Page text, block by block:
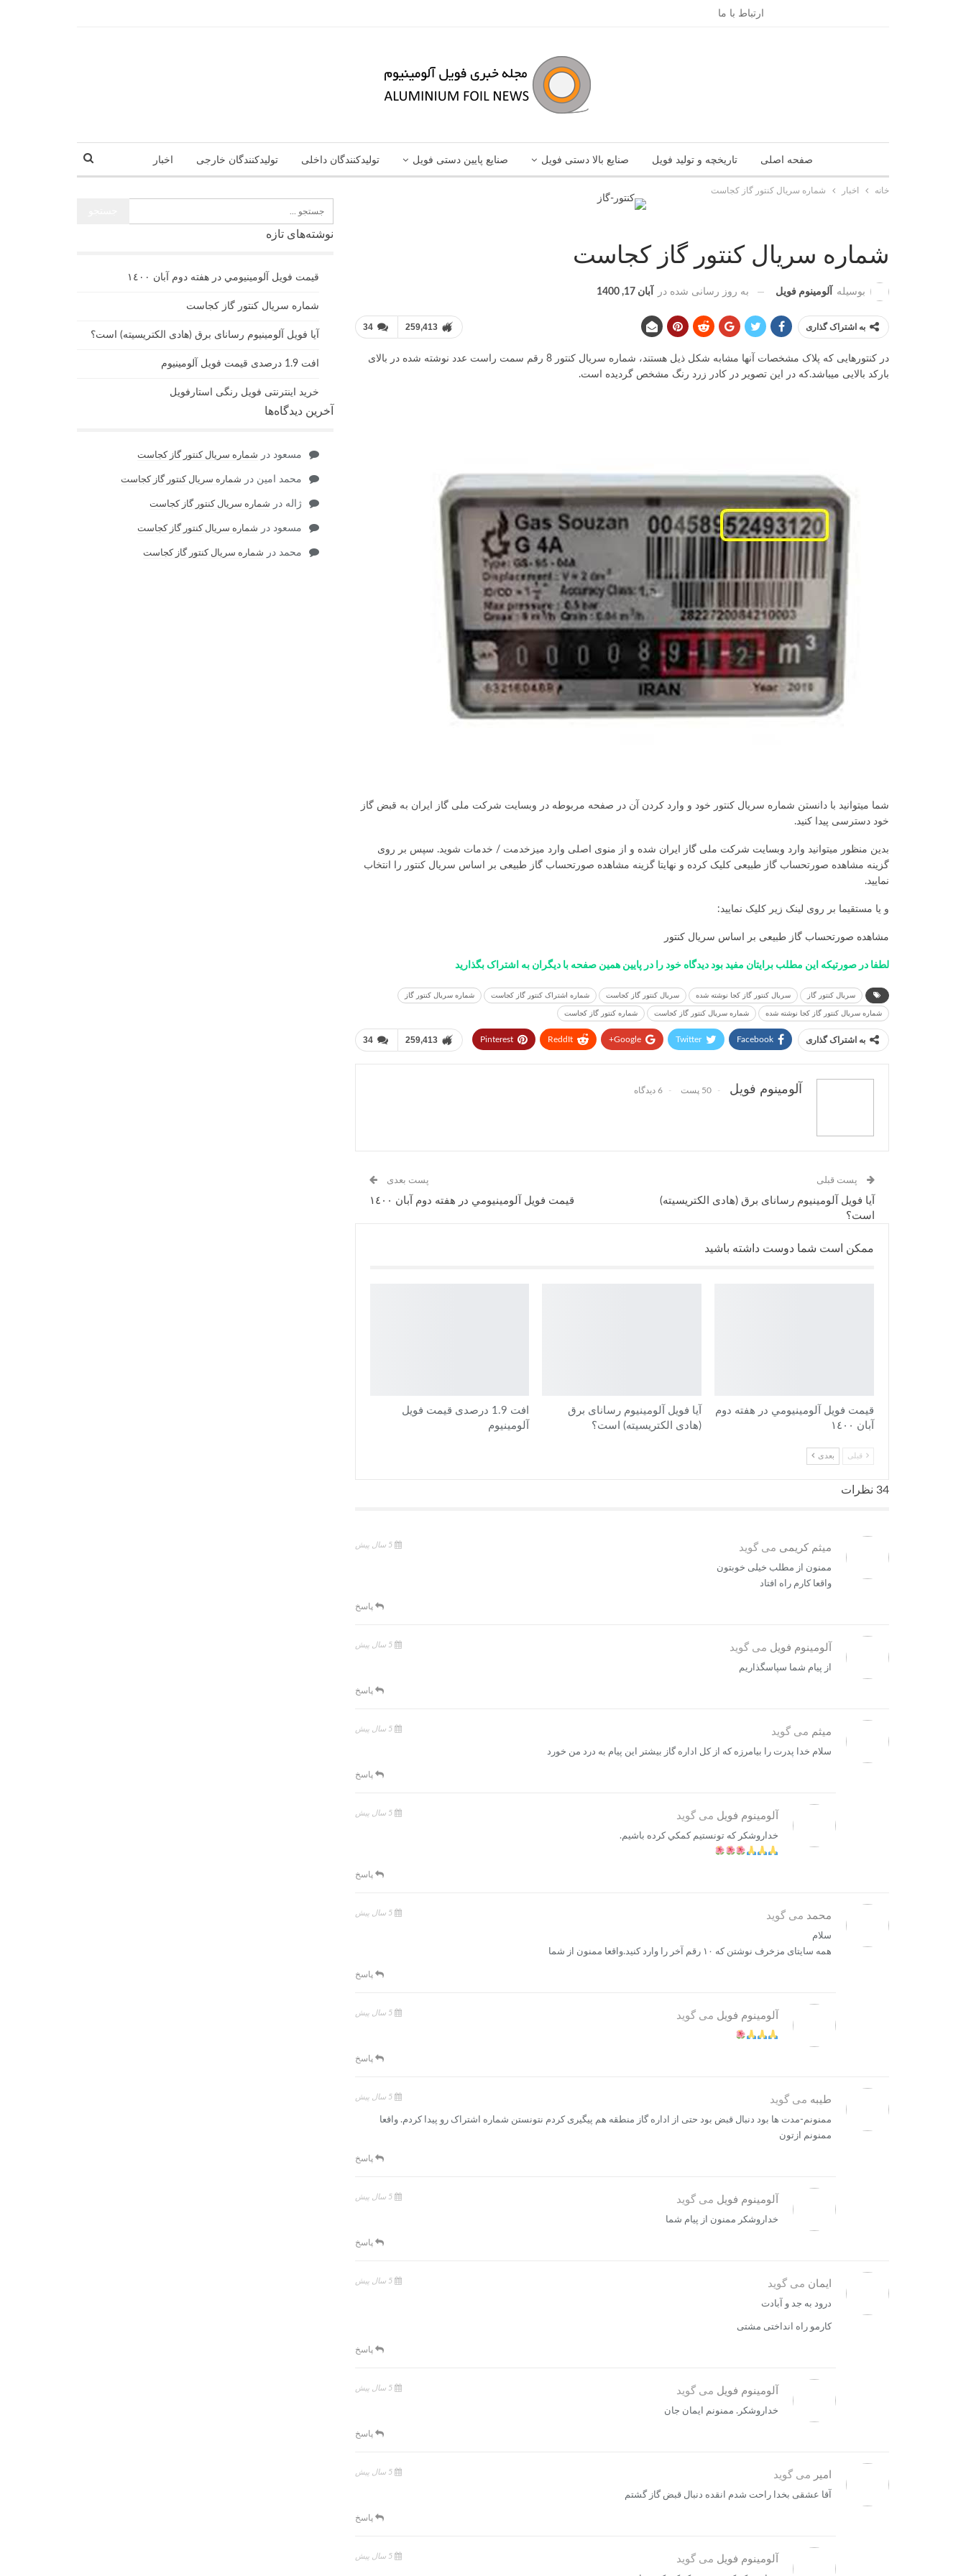
ارتباط با ما
صفحه اصلی تاریخچه و تولید فویل صنایع بالا دستی فویل صنایع پایین دستی فویل تولیدکنندگان داخلی تولیدکنندگان خارجی اخبار
خانه اخبار شماره سریال کنتور گاز کجاست
شماره سریال کنتور گاز کجاست
بوسیله آلومینوم فویل به روز رسانی شده در آبان 17, 1400
34 259,413 به اشتراک گذاری
در کنتورهایی که پلاک مشخصات آنها مشابه شکل ذیل هستند، شماره سریال کنتور 8 رقم سمت راست عدد نوشته شده در بالای
بارکد بالایی میباشد.که در این تصویر در کادر زرد رنگ مشخص گردیده است.
شما میتوانید با دانستن شماره سریال کنتور خود و وارد کردن آن در صفحه مربوطه در وبسایت شرکت ملی گاز ایران به قبض گاز
خود دسترسی پیدا کنید.
بدین منظور میتوانید وارد وبسایت شرکت ملی گاز ایران شده و از منوی اصلی وارد میزخدمت / خدمات شوید. سپس بر روی
گزینه مشاهده صورتحساب گاز طبیعی کلیک کرده و نهایتا گزینه مشاهده صورتحساب گاز طبیعی بر اساس سریال کنتور را انتخاب
نمایید.
و یا مستقیما بر روی لینک زیر کلیک نمایید:
مشاهده صورتحساب گاز طبیعی بر اساس سریال کنتور
لطفا در صورتیکه این مطلب برایتان مفید بود دیدگاه خود را در پایین همین صفحه با دیگران به اشتراک بگذارید
سریال کنتور گاز سریال کنتور گاز کجا نوشته شده سریال کنتور گاز کجاست شماره اشتراک کنتور گاز کجاست شماره سریال کنتور گاز
شماره سریال کنتور گاز کجا نوشته شده شماره سریال کنتور گاز کجاست شماره کنتور گاز کجاست
34 259,413 به اشتراک گذاری Facebook
Twitter
Google+
ReddIt
Pinterest
آلومینوم فویل 50 پست 6 دیدگاه
پست قبلی
آیا فویل آلومینیوم رسانای برق (هادی الکتریسیته)
است؟
پست بعدی
قيمت فويل آلومينيومي در هفته دوم آبان ١٤٠٠
ممکن است شما دوست داشته باشید
قيمت فويل آلومينيومي در هفته دوم
آبان ١٤٠٠
آیا فویل آلومینیوم رسانای برق
(هادی الکتریسیته) است؟
افت 1.9 درصدی قیمت فویل
آلومینیوم
قبلی بعدی
34 نظرات
میثم کریمی می گوید 5 سال پیش
ممنون از مطلب خیلی خوبتون
واقعا کارم راه افتاد
پاسخ
آلومینوم فویل می گوید 5 سال پیش
از پیام شما سپاسگذاریم
پاسخ
میثم می گوید 5 سال پیش
سلام خدا پدرت را بیامرزه که از کل اداره گاز بیشتر این پیام به درد من خورد
پاسخ
آلومینوم فویل می گوید 5 سال پیش
خداروشكر كه تونستيم كمكي كرده باشيم.
پاسخ
محمد می گوید 5 سال پیش
سلام
همه سایتای مزخرف نوشتن که ۱۰ رقم آخر را وارد کنید.واقعا ممنون از شما
پاسخ
آلومینوم فویل می گوید 5 سال پیش
پاسخ
طیبه می گوید 5 سال پیش
ممنونم-مدت ها بود دنبال قبض بود حتی از اداره گاز منطقه هم پیگیری کردم نتونستن شماره اشتراک رو پیدا کردم. واقعا
ممنونم ازتون
پاسخ
آلومینوم فویل می گوید 5 سال پیش
خداروشکر ممنون از پیام شما
پاسخ
ایمان می گوید 5 سال پیش
درود به جد و آبادت
کارمو راه انداختی مشتی
پاسخ
آلومینوم فویل می گوید 5 سال پیش
خداروشکر. ممنونم ایمان جان
پاسخ
امیر می گوید 5 سال پیش
آقا عشقی بخدا راحت شدم انقده دنبال قبض گاز گشتم
پاسخ
آلومینوم فویل می گوید 5 سال پیش
نوشته‌های تازه
قيمت فويل آلومينيومي در هفته دوم آبان ١٤٠٠
شماره سریال کنتور گاز کجاست
آیا فویل آلومینیوم رسانای برق (هادی الکتریسیته) است؟
افت 1.9 درصدی قیمت فویل آلومینیوم
خرید اینترنتی فویل رنگی استارفویل
آخرین دیدگاه‌ها
مسعود در شماره سریال کنتور گاز کجاست
محمد امین در شماره سریال کنتور گاز کجاست
ژاله در شماره سریال کنتور گاز کجاست
مسعود در شماره سریال کنتور گاز کجاست
محمد در شماره سریال کنتور گاز کجاست